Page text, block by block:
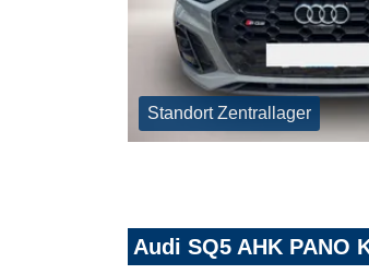
Standort Zentrallager
Audi SQ5 AHK PANO